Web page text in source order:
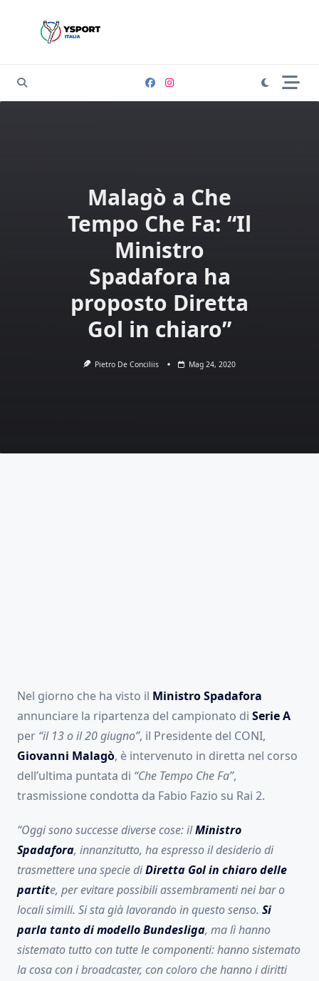
Malagò a Che
Tempo Che Fa: “Il
Ministro
Spadafora ha
proposto Diretta
Gol in chiaro”
Pietro De Conciliis Mag 24, 2020
Nel giorno che ha visto il Ministro Spadafora
annunciare la ripartenza del campionato di Serie A
per “il 13 o il 20 giugno”, il Presidente del CONI,
Giovanni Malagò, è intervenuto in diretta nel corso
dell’ultima puntata di “Che Tempo Che Fa”,
trasmissione condotta da Fabio Fazio su Rai 2.
“Oggi sono successe diverse cose: ilMinistro
Spadafora, innanzitutto, ha espresso il desiderio di
trasmettere una specie diDiretta Gol in chiaro delle
partite, per evitare possibili assembramenti nei bar o
locali simili. Si sta già lavorando in questo senso. Si
parla tanto di modello Bundesliga, ma lì hanno
sistemato tutto con tutte le componenti: hanno sistemato
la cosa con i broadcaster, con coloro che hanno i diritti